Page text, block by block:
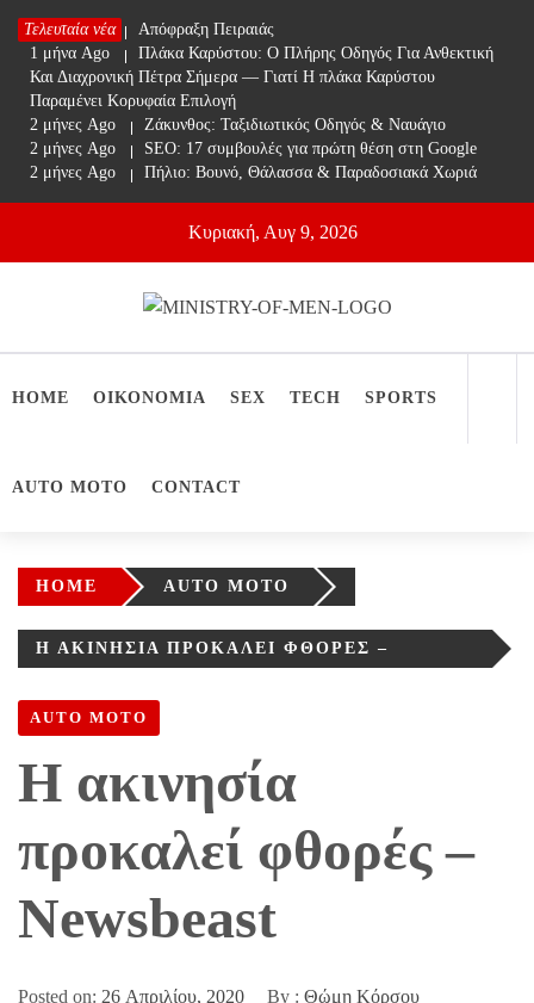
Skip
content
Τελευταία νέα
1 μήνα Ago
Απόφραξη Πειραιάς
1 μήνα Ago
Πλάκα Καρύστου: Ο Πλήρης Οδηγός Για Ανθεκτική
Και Διαχρονική Πέτρα Σήμερα — Γιατί Η πλάκα Καρύστου
Παραμένει Κορυφαία Επιλογή
2 μήνες Ago
Ζάκυνθος: Ταξιδιωτικός Οδηγός & Ναυάγιο
2 μήνες Ago
SEO: 17 συμβουλές για πρώτη θέση στη Google
2 μήνες Ago
Πήλιο: Βουνό, Θάλασσα & Παραδοσιακά Χωριά
Κυριακή, Αυγ 9, 2026
Ministry Of Men
HOME ΟΙΚΟΝΟΜΙΑ SEX TECH SPORTS
AUTO MOTO CONTACT
HOME AUTO MOTO
Η ΑΚΙΝΗΣΊΑ ΠΡΟΚΑΛΕΊ ΦΘΟΡΈΣ –
AUTO MOTO
Η ακινησία
προκαλεί φθορές –
Newsbeast
Posted on: 26 Απριλίου, 2020 By : Θώμη Κόρσου